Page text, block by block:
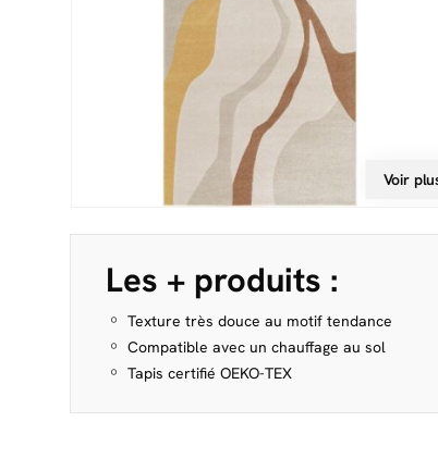
Voir
Les + produits :
Texture très douce au motif tendance
Compatible avec un chauffage au sol
Tapis certifié OEKO-TEX